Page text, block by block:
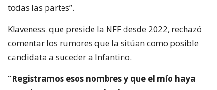
todas las partes”.
Klaveness, que preside la NFF desde 2022, rechazó
comentar los rumores que la sitúan como posible
candidata a suceder a Infantino.
“Registramos esos nombres y que el mío haya